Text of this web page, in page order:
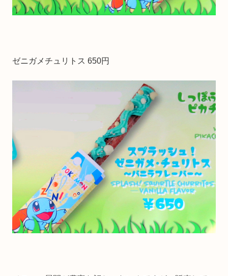
ゼニガメチュリトス 650円